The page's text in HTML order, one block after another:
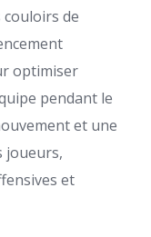
de
optimiser
pendant le
et une
joueurs,
et